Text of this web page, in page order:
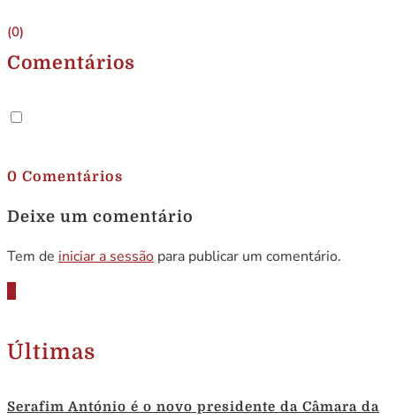
(0)
Comentários
0 Comentários
Deixe um comentário
Tem de iniciar a sessão para publicar um comentário.
Últimas
Serafim António é o novo presidente da Câmara da